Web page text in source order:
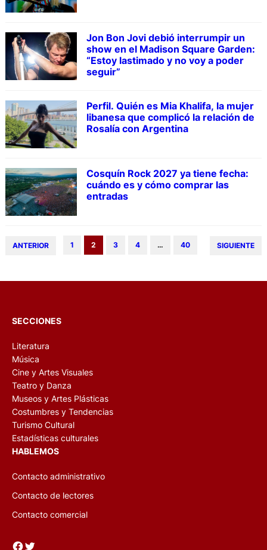
Jon Bon Jovi debió interrumpir un
show en el Madison Square Garden:
“Estoy lastimado y no voy a poder
seguir”
Perfil. Quién es Mia Khalifa, la mujer
libanesa que complicó la relación de
Rosalía con Argentina
Cosquín Rock 2027 ya tiene fecha:
cuándo es y cómo comprar las
entradas
ANTERIOR 1 2 3 4 … 40 SIGUIENTE
SECCIONES
Literatura
Música
Cine y Artes Visuales
Teatro y Danza
Museos y Artes Plásticas
Costumbres y Tendencias
Turismo Cultural
Estadísticas culturales
HABLEMOS
Contacto administrativo
Contacto de lectores
Contacto comercial
Facebook Twitter